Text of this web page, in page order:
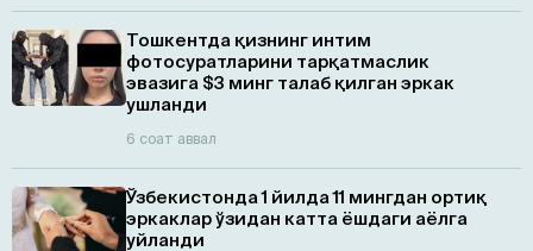
Тошкентда қизнинг интим
фотосуратларини тарқатмаслик
эвазига $3 минг талаб қилган эркак
ушланди
6 соат аввал
Ўзбекистонда 1 йилда 11 мингдан ортиқ
эркаклар ўзидан катта ёшдаги аёлга
уйланди